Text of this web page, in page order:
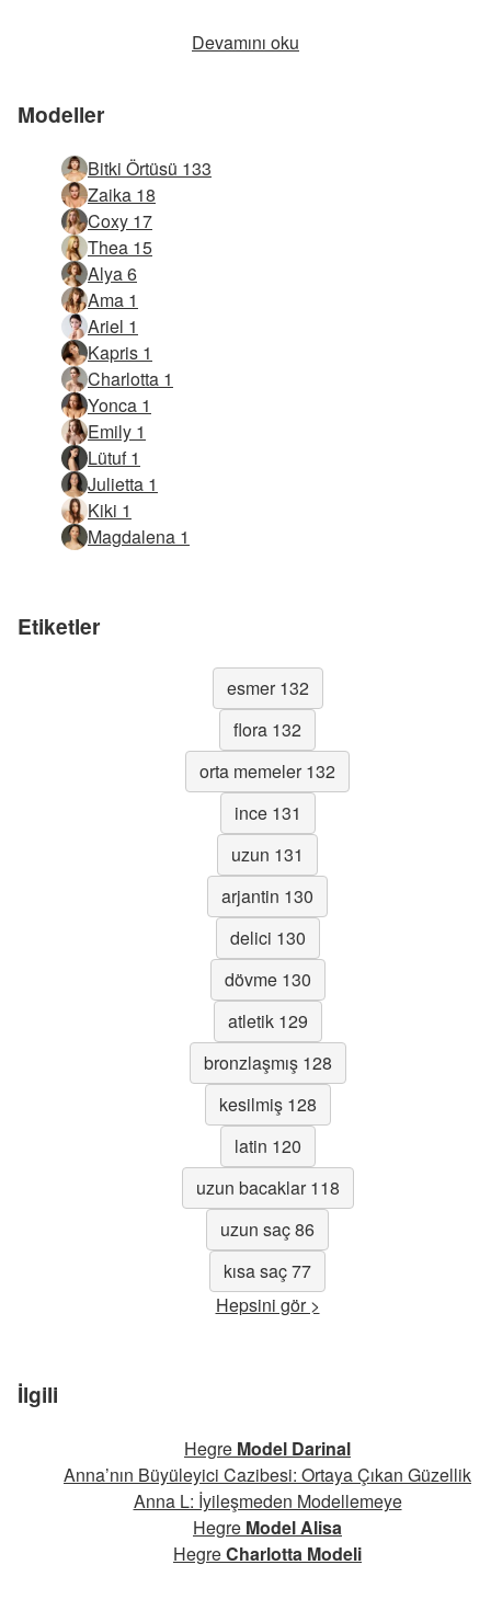
Devamını oku
Modeller
Bitki Örtüsü 133
Zaika 18
Coxy 17
Thea 15
Alya 6
Ama 1
Ariel 1
Kapris 1
Charlotta 1
Yonca 1
Emily 1
Lütuf 1
Julietta 1
Kiki 1
Magdalena 1
Etiketler
esmer 132
flora 132
orta memeler 132
ince 131
uzun 131
arjantin 130
delici 130
dövme 130
atletik 129
bronzlaşmış 128
kesilmiş 128
latin 120
uzun bacaklar 118
uzun saç 86
kısa saç 77
Hepsini gör >
İlgili
Hegre Model Darinal
Anna’nın Büyüleyici Cazibesi: Ortaya Çıkan Güzellik
Anna L: İyileşmeden Modellemeye
Hegre Model Alisa
HegreCharlotta Modeli